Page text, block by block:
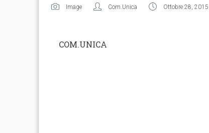
Image Com.Unica Ottobre 28, 2015
COM.UNICA